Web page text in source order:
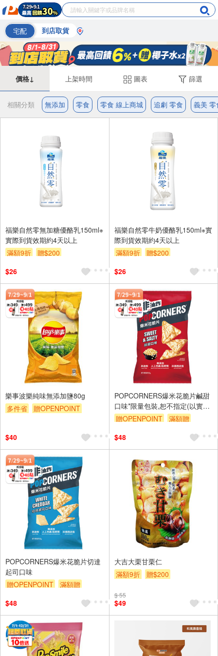
宅配 到店取貨
價格↓ 上架時間 圖表 篩選
相關分類 無添加 零食 零食 線上商城 追劇 零食 義美 零
福樂自然零無加糖優酪乳150ml※
實際到貨效期約4天以上
滿額9折
贈$200
$26
福樂自然零牛奶優酪乳150ml※實
際到貨效期約4天以上
滿額9折
贈$200
$26
樂事波樂純味無添加鹽80g
多件省
贈OPENPOINT
$40
POPCORNERS爆米花脆片鹹甜
口味*限量包裝,恕不指定(以實際
出貨為主)
贈OPENPOINT
滿額贈
$48
POPCORNERS爆米花脆片切達
起司口味
贈OPENPOINT
滿額贈
$48
大吉大栗甘栗仁
滿額9折
贈$200
$ 55
$49